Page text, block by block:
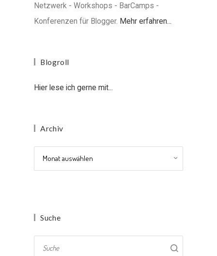
Netzwerk - Workshops - BarCamps -
Konferenzen für Blogger. Mehr erfahren...
Blogroll
Hier lese ich gerne mit...
Archiv
Suche